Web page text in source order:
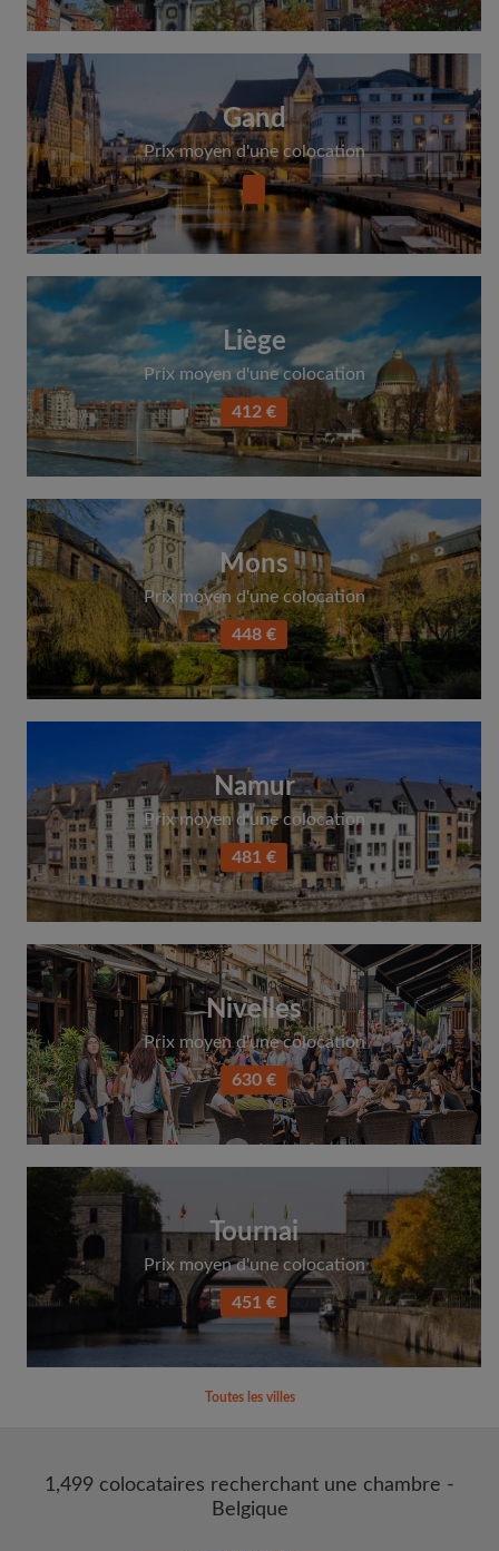
Gand
Prix moyen d'une colocation
Liège
Prix moyen d'une colocation
412 €
Mons
Prix moyen d'une colocation
448 €
Namur
Prix moyen d'une colocation
481 €
Nivelles
Prix moyen d'une colocation
630 €
Tournai
Prix moyen d'une colocation
451 €
Toutes les villes
1,499 colocataires recherchant une chambre -
Belgique